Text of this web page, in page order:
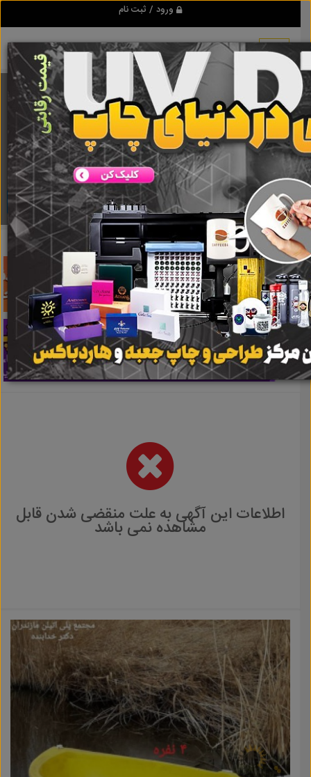
ورود / ثبت نام
برنامه اندروید تبلیغ شو
مرجع نیازمندیها و تبلیغات اینترنتی
دانلود
اطلاعات این آگهی به علت منقضی شدن قابل
مشاهده نمی باشد